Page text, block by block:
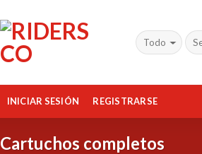
INICIAR SESIÓN REGISTRARSE
Cartuchos completos